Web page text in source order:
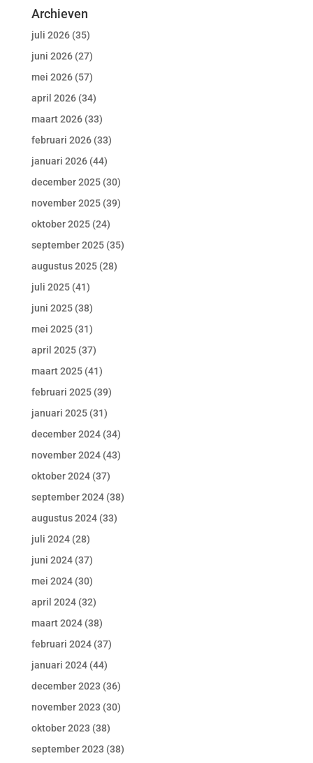
Archieven
juli 2026(35)
juni 2026(27)
mei 2026(57)
april 2026(34)
maart 2026(33)
februari 2026(33)
januari 2026(44)
december 2025(30)
november 2025(39)
oktober 2025(24)
september 2025(35)
augustus 2025(28)
juli 2025(41)
juni 2025(38)
mei 2025(31)
april 2025(37)
maart 2025(41)
februari 2025(39)
januari 2025(31)
december 2024(34)
november 2024(43)
oktober 2024(37)
september 2024(38)
augustus 2024(33)
juli 2024(28)
juni 2024(37)
mei 2024(30)
april 2024(32)
maart 2024(38)
februari 2024(37)
januari 2024(44)
december 2023 (36)
november 2023 (30)
oktober 2023 (38)
september 2023 (38)